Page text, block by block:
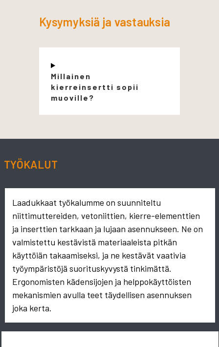
Kysymyksiä ja vastauksia
Millainen
kierreinsertti sopii
muoville?
TYÖKALUT
Laadukkaat työkalumme on suunniteltu
niittimuttereiden, vetoniittien, kierre-elementtien
ja inserttien tarkkaan ja lujaan asennukseen. Ne on
valmistettu kestävistä materiaaleista pitkän
käyttöiän takaamiseksi, ja ne kestävät vaativia
työympäristöjä suorituskyvystä tinkimättä.
Ergonomisten kädensijojen ja helppokäyttöisten
mekanismien avulla teet täydellisen asennuksen
joka kerta.